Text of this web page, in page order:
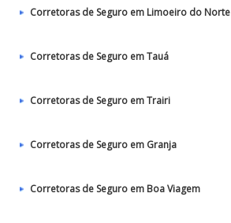
Corretoras de Seguro em Limoeiro do Norte
Corretoras de Seguro em Tauá
Corretoras de Seguro em Trairi
Corretoras de Seguro em Granja
Corretoras de Seguro em Boa Viagem